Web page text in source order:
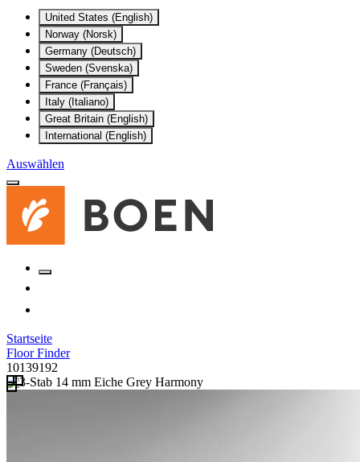
United States (English)
Norway (Norsk)
Germany (Deutsch)
Sweden (Svenska)
France (Français)
Italy (Italiano)
Great Britain (English)
International (English)
Auswählen
Startseite
Floor Finder
10139192